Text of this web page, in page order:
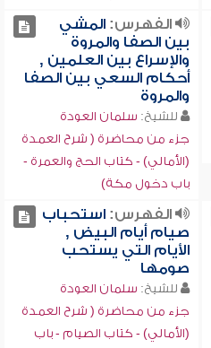
الفهرس:المشي
بين الصفا والمروة
والإسراع بين العلمين ,
أحكام السعي بين الصفا
والمروة
للشيخ: سلمان العودة
جزء من محاضرة ( شرح العمدة
(الأمالي) - كتاب الحج والعمرة -
باب دخول مكة)
الفهرس:استحباب
صيام أيام البيض ,
الأيام التي يستحب
صومها
للشيخ: سلمان العودة
جزء من محاضرة ( شرح العمدة
(الأمالي) - كتاب الصيام - باب